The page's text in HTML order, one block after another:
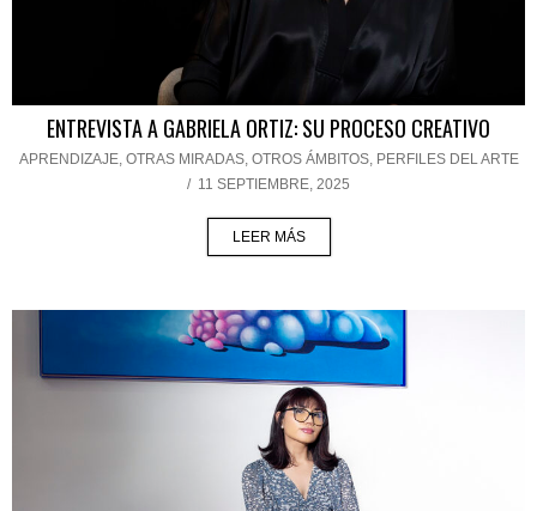
ENTREVISTA A GABRIELA ORTIZ: SU PROCESO CREATIVO
APRENDIZAJE, OTRAS MIRADAS, OTROS ÁMBITOS, PERFILES DEL ARTE
/ 11 SEPTIEMBRE, 2025
LEER MÁS